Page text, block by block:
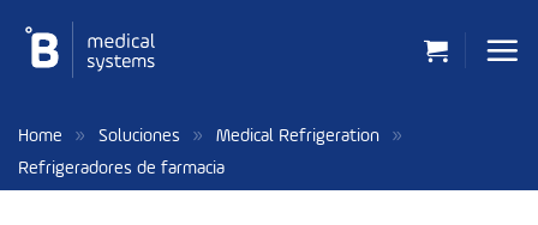
contenido
Home » Soluciones » Medical Refrigeration »
Refrigeradores de farmacia